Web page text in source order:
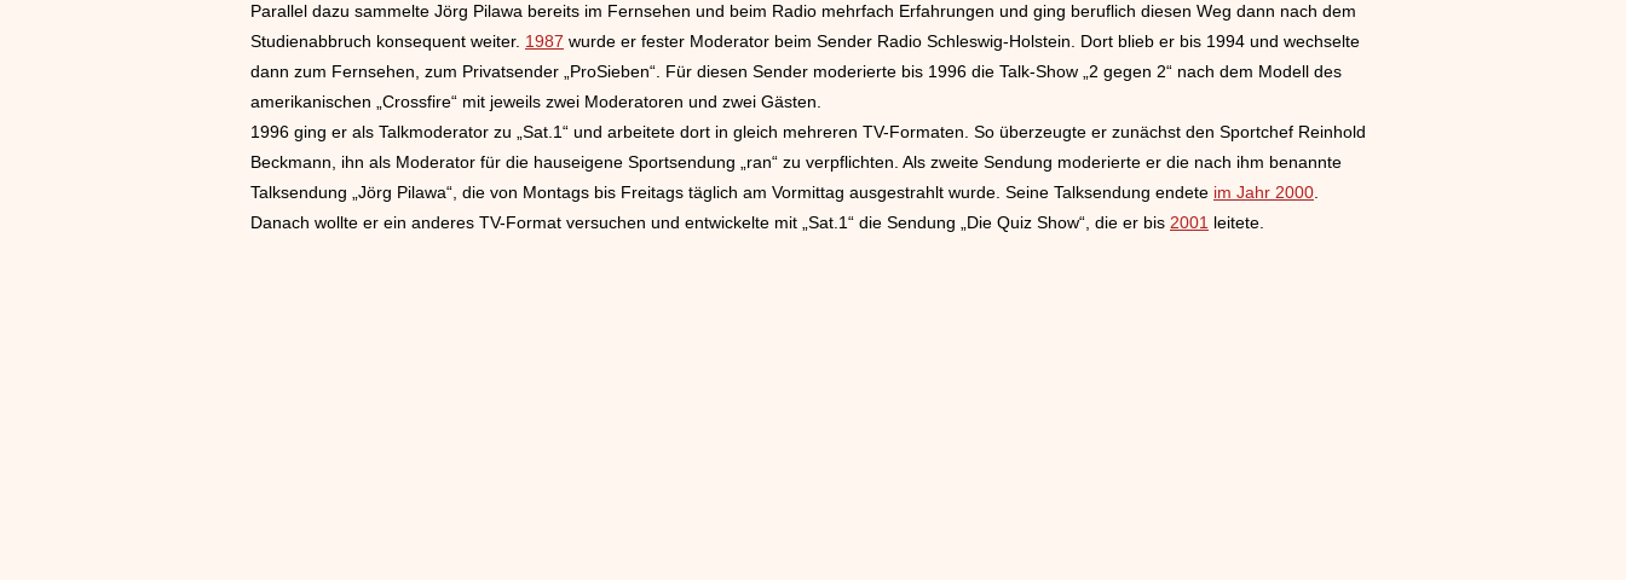
Parallel dazu sammelte Jörg Pilawa bereits im Fernsehen und beim Radio mehrfach Erfahrungen und ging beruflich diesen Weg dann nach dem
Studienabbruch konsequent weiter. 1987 wurde er fester Moderator beim Sender Radio Schleswig-Holstein. Dort blieb er bis 1994 und wechselte
dann zum Fernsehen, zum Privatsender „ProSieben“. Für diesen Sender moderierte bis 1996 die Talk-Show „2 gegen 2“ nach dem Modell des
amerikanischen „Crossfire“ mit jeweils zwei Moderatoren und zwei Gästen.
1996 ging er als Talkmoderator zu „Sat.1“ und arbeitete dort in gleich mehreren TV-Formaten. So überzeugte er zunächst den Sportchef Reinhold
Beckmann, ihn als Moderator für die hauseigene Sportsendung „ran“ zu verpflichten. Als zweite Sendung moderierte er die nach ihm benannte
Talksendung „Jörg Pilawa“, die von Montags bis Freitags täglich am Vormittag ausgestrahlt wurde. Seine Talksendung endete im Jahr 2000.
Danach wollte er ein anderes TV-Format versuchen und entwickelte mit „Sat.1“ die Sendung „Die Quiz Show“, die er bis 2001 leitete.